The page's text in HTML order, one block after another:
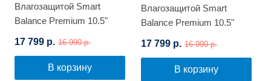
Влагозащитой Smart
Balance Premium 10.5"
17 799 р. 16 990 р.
В корзину
Влагозащитой Smart
Balance Premium 10.5"
17 799 р. 16 990 р.
В корзину